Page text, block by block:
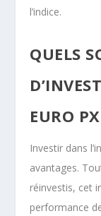
l’indice.
QUELS
EURO
Investir dans
avantages.
réinvestis, cet
performance